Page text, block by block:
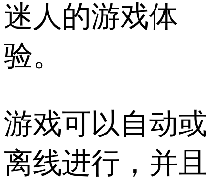
迷人的游戏体
验。
游戏可以自动或
离线进行，并且